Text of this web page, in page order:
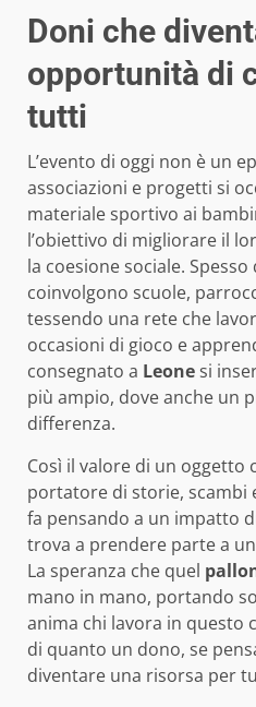
Doni che
opportunità di
tutti
L’evento di oggi non è un
associazioni e progetti si
materiale sportivo ai
l’obiettivo di migliorare il
la coesione sociale.
coinvolgono scuole,
tessendo una rete che
occasioni di gioco e
consegnato a Leonesi
più ampio, dove anche un
differenza.
Così il valore di un oggetto
portatore di storie, scambi
fa pensando a un impatto
trova a prendere parte a
La speranza che quel
mano in mano, portando
anima chi lavora in questo
di quanto un dono, se
diventare una risorsa per